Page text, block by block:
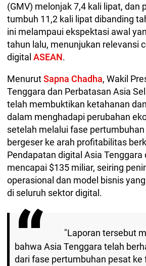
(GMV) melonjak 7,4 kali lipat, dan
tumbuh 11,2 kali lipat dibanding
ini melampaui ekspektasi awal
tahun lalu, menunjukan relevansi
digital ASEAN.
MenurutSapna Chadha, Wakil
Tenggara dan Perbatasan Asia
telah membuktikan ketahanan
dalam menghadapi perubahan
setelah melalui fase
bergeser ke arah profitabilitas
Pendapatan digital Asia Tenggara
mencapai $135 miliar, seiring
operasional dan model bisnis
di seluruh sektor digital.
"Laporan tersebut
bahwa Asia Tenggara telah
dari fase pertumbuhan pesat ke